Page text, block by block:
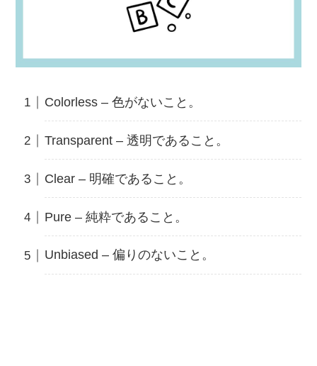
Colorless – 色がないこと。
Transparent – 透明であること。
Clear – 明確であること。
Pure – 純粋であること。
Unbiased – 偏りのないこと。